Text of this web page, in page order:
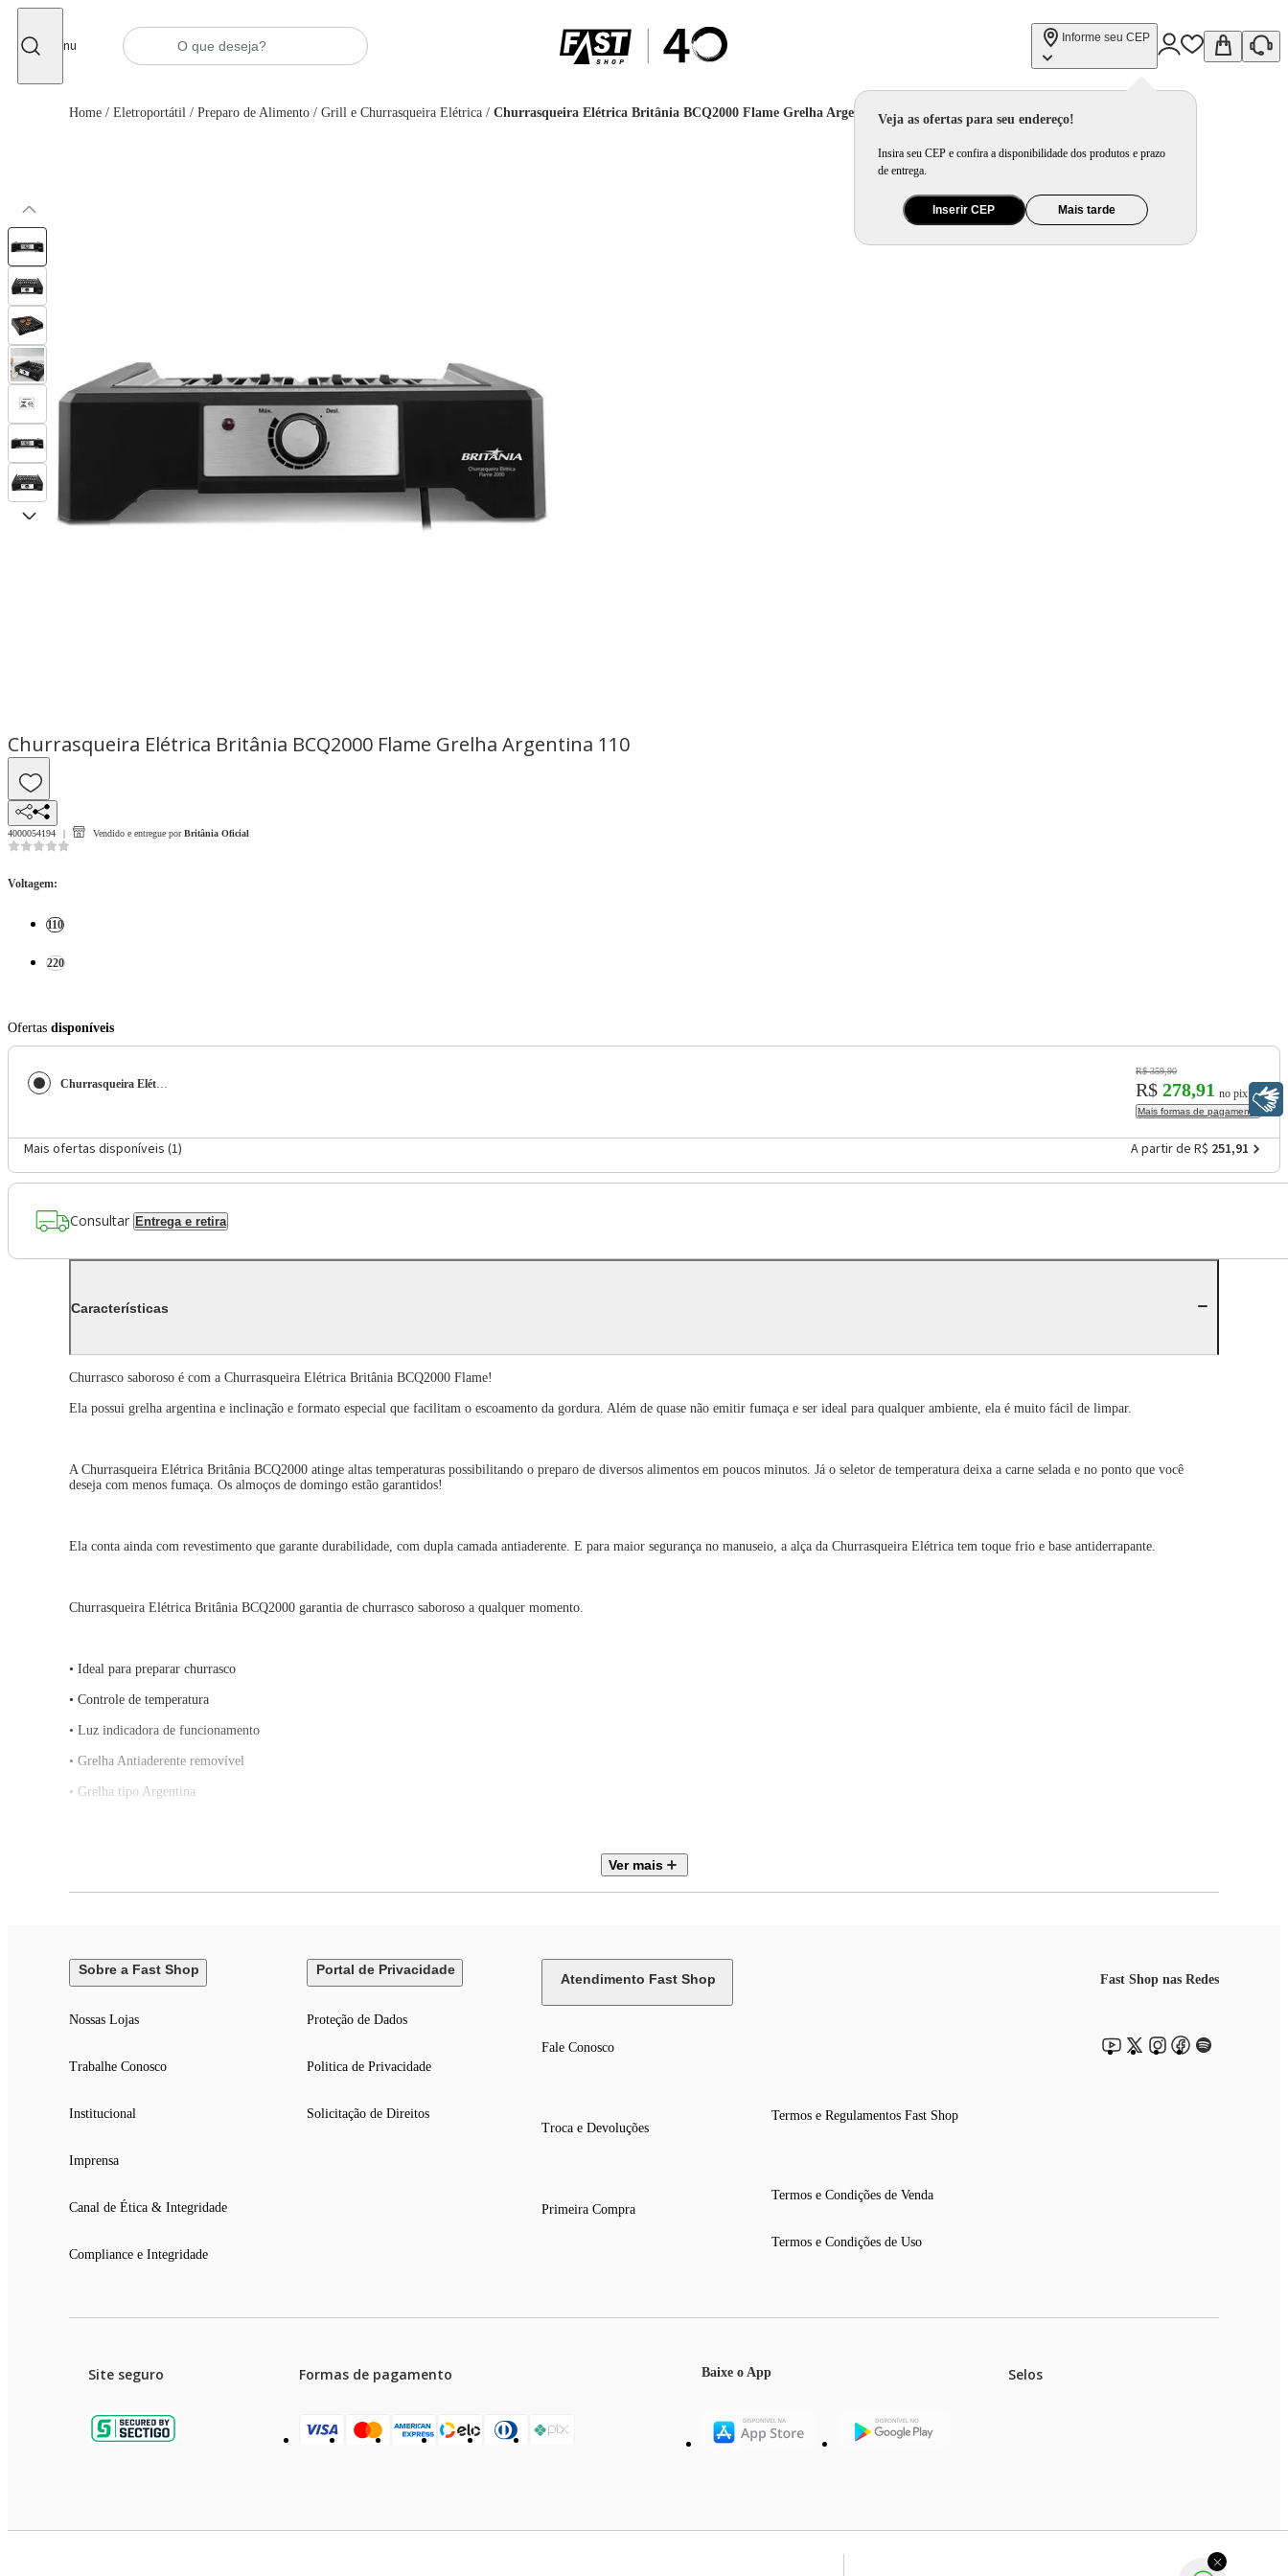
Menu
Informe seu CEP
Veja as ofertas para seu endereço!
Insira seu CEP e confira a disponibilidade dos produtos e prazo
de entrega.
Inserir CEP Mais tarde
Home / Eletroportátil / Preparo de Alimento / Grill e Churrasqueira Elétrica / Churrasqueira Elétrica Britânia BCQ2000 Flame Grelha Argentina
Churrasqueira Elétrica Britânia BCQ2000 Flame Grelha Argentina 110
4000054194 Vendido e entregue por Britânia Oficial
Voltagem:
110
220
Ofertas disponíveis
Churrasqueira Elétrica Britânia BCQ2000 Flame Grelha Argentina
R$ 359,90
R$ 278,91 no pix
Mais formas de pagamento
Mais ofertas disponíveis (1) A partir de R$ 251,91
Consultar Entrega e retira
Características
Churrasco saboroso é com a Churrasqueira Elétrica Britânia BCQ2000 Flame!
Ela possui grelha argentina e inclinação e formato especial que facilitam o escoamento da gordura. Além de quase não emitir fumaça e ser ideal para qualquer ambiente, ela é muito fácil de limpar.
A Churrasqueira Elétrica Britânia BCQ2000 atinge altas temperaturas possibilitando o preparo de diversos alimentos em poucos minutos. Já o seletor de temperatura deixa a carne selada e no ponto que você
deseja com menos fumaça. Os almoços de domingo estão garantidos!
Ela conta ainda com revestimento que garante durabilidade, com dupla camada antiaderente. E para maior segurança no manuseio, a alça da Churrasqueira Elétrica tem toque frio e base antiderrapante.
Churrasqueira Elétrica Britânia BCQ2000 garantia de churrasco saboroso a qualquer momento.
• Ideal para preparar churrasco
• Controle de temperatura
• Luz indicadora de funcionamento
• Grelha Antiaderente removível
• Grelha tipo Argentina
Ver mais
Sobre a Fast Shop
Nossas Lojas
Trabalhe Conosco
Institucional
Imprensa
Canal de Ética & Integridade
Compliance e Integridade
Portal de Privacidade
Proteção de Dados
Politica de Privacidade
Solicitação de Direitos
Atendimento Fast Shop
Fale Conosco
Troca e Devoluções
Primeira Compra
Termos e Regulamentos Fast Shop
Termos e Condições de Venda
Termos e Condições de Uso
Fast Shop nas Redes
Site seguro Formas de pagamento Baixe o App Selos
Libras